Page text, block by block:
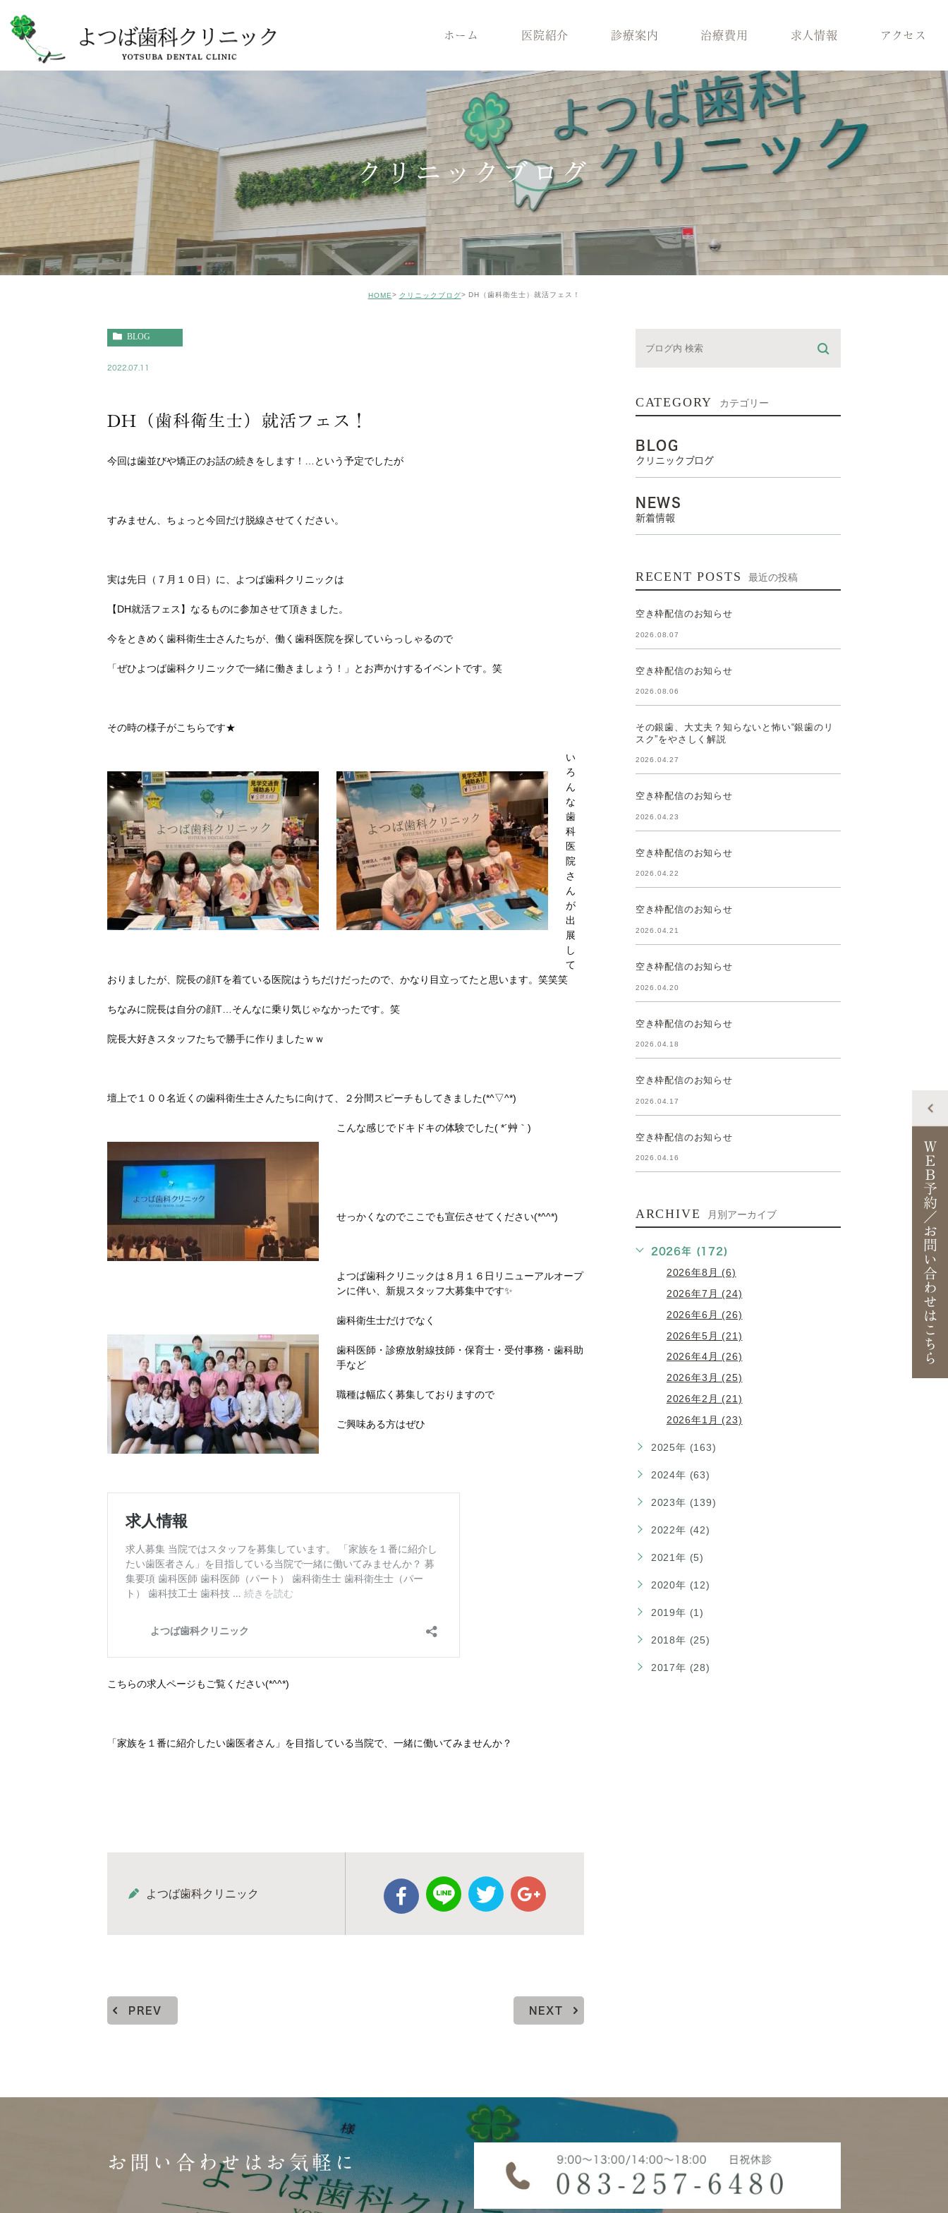
ホーム 医院紹介
院長紹介 スタッフ紹介
医院コンセプト クリニックの特徴 医院環境
設備機器 症例のご紹介 ブログ
診療案内
診療案内 一般歯科 歯周病治療
根管治療 インプラント治療 入れ歯
メンテナンス 審美治療 保険適用の白い歯
矯正歯科 小児歯科 小児矯正
ホワイトニング ICON メラニン除去
親知らずの抜歯
どの診療科を受けれ
治療費用 求人情報 アクセス
クリニックブログ
HOME クリニックブログ DH（歯科衛生士）就活フェス！
BLOG
2022.07.11
DH（歯科衛生士）就活フェス！
今回は歯並びや矯正のお話の続きをします！…という予定でしたが
すみません、ちょっと今回だけ脱線させてください。
実は先日（７月１０日）に、よつば歯科クリニックは
【DH就活フェス】なるものに参加させて頂きました。
今をときめく歯科衛生士さんたちが、働く歯科医院を探していらっしゃるので
「ぜひよつば歯科クリニックで一緒に働きましょう！」とお声かけするイベントです。笑
その時の様子がこちらです★
い
ろ
ん
な
歯
科
医
院
さ
ん
が
出
展
し
て
おりましたが、院長の顔Tを着ている医院はうちだけだったので、かなり目立ってたと思います。笑笑笑
ちなみに院長は自分の顔T…そんなに乗り気じゃなかったです。笑
院長大好きスタッフたちで勝手に作りましたｗｗ
壇上で１００名近くの歯科衛生士さんたちに向けて、２分間スピーチもしてきました(*^▽^*)
こんな感じでドキドキの体験でした( *´艸｀)
せっかくなのでここでも宣伝させてください(*^^*)
よつば歯科クリニックは８月１６日リニューアルオープ
ンに伴い、新規スタッフ大募集中です✨
歯科衛生士だけでなく
歯科医師・診療放射線技師・保育士・受付事務・歯科助
手など
職種は幅広く募集しておりますので
ご興味ある方はぜひ
こちらの求人ページもご覧ください(*^^*)
「家族を１番に紹介したい歯医者さん」を目指している当院で、一緒に働いてみませんか？
よつば歯科クリニック
PREV NEXT
CATEGORY カテゴリー
BLOG
クリニックブログ
NEWS
新着情報
RECENT POSTS 最近の投稿
空き枠配信のお知らせ
2026.08.07
空き枠配信のお知らせ
2026.08.06
その銀歯、大丈夫？知らないと怖い“銀歯のリ
スク”をやさしく解説
2026.04.27
空き枠配信のお知らせ
2026.04.23
空き枠配信のお知らせ
2026.04.22
空き枠配信のお知らせ
2026.04.21
空き枠配信のお知らせ
2026.04.20
空き枠配信のお知らせ
2026.04.18
空き枠配信のお知らせ
2026.04.17
空き枠配信のお知らせ
2026.04.16
ARCHIVE 月別アーカイブ
2026年 (172)
2026年8月 (6)
2026年7月 (24)
2026年6月 (26)
2026年5月 (21)
2026年4月 (26)
2026年3月 (25)
2026年2月 (21)
2026年1月 (23)
2025年 (163)
2024年 (63)
2023年 (139)
2022年 (42)
2021年 (5)
2020年 (12)
2019年 (1)
2018年 (25)
2017年 (28)
お問い合わせはお気軽に